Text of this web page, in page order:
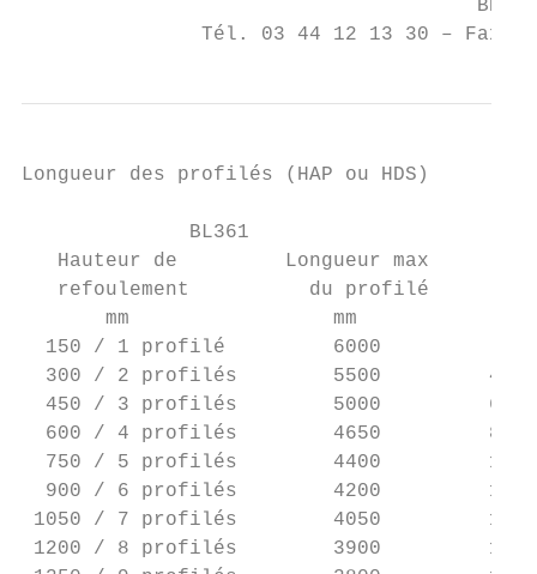
BP
Tél. 03 44 12 13 30 – Fax
Longueur des profilés (HAP ou HDS)
BL361
Hauteur de         Longueur max
refoulement          du profilé
mm                 mm
150 / 1 profilé         6000
300 / 2 profilés        5500
450 / 3 profilés        5000
600 / 4 profilés        4650
750 / 5 profilés        4400
900 / 6 profilés        4200
1050 / 7 profilés        4050
1200 / 8 profilés        3900